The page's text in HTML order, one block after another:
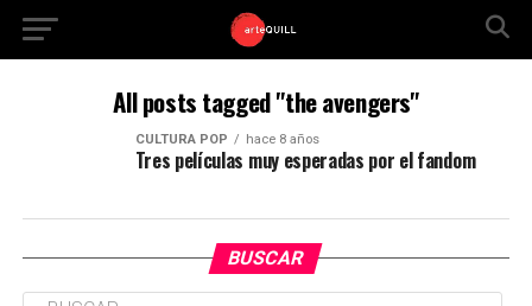
All posts tagged "the avengers"
CULTURA POP hace 8 años
Tres películas muy esperadas por el fandom
BUSCAR